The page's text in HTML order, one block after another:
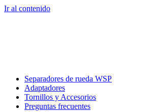
Ir al contenido
Separadores de rueda WSP
Adaptadores
Tornillos y Accesorios
Preguntas frecuentes